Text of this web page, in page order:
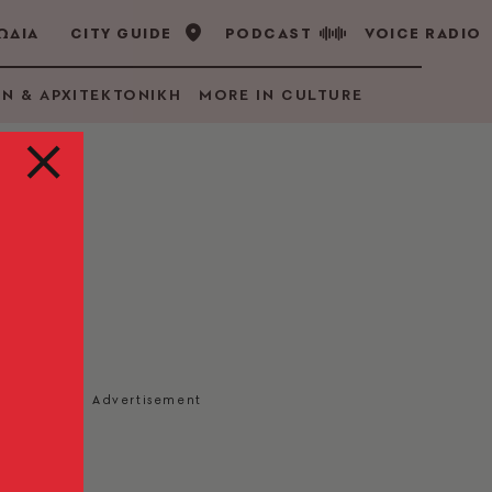
CITY GUIDE PODCAST VOICE RADIO
& ΑΡΧΙΤΕΚΤΟΝΙΚΗ MORE IN CULTURE